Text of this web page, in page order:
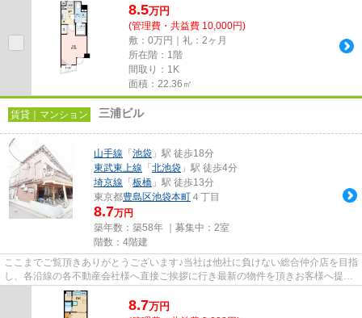
8.5万円
(管理費・共益費 10,000円)
敷：0万円｜礼：2ヶ月
所在階：1階
間取り：1K
面積：22.36㎡
賃貸｜マンション 三浦ビル
山手線 「 池袋 」駅 徒歩18分
東武東上線 「 北池袋 」駅 徒歩4分
埼京線 「 板橋 」駅 徒歩13分
東京都豊島区池袋本町 ４丁目
8.7万円
築年数：築58年 ｜募集中： 2室
階数：4階建
ここまでご覧頂きありがとうございます♪当社は他社に負けない総合仲介店を目指
し、各沿線の各不動産会社様へ直接ご挨拶に行き最新の物件を頂きお客様へ提供
しております！最新の情報は...
8.7万円